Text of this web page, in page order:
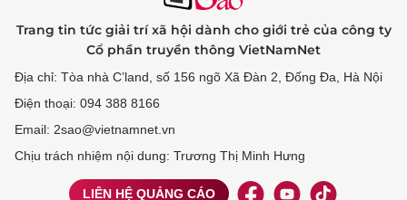
Trang tin tức giải trí xã hội dành cho giới trẻ của công ty
Cổ phần truyền thông VietNamNet
Địa chỉ: Tòa nhà C’land, số 156 ngõ Xã Đàn 2, Đống Đa, Hà Nội
Điện thoại: 094 388 8166
Email: 2sao@vietnamnet.vn
Chịu trách nhiệm nội dung: Trương Thị Minh Hưng
LIÊN HỆ QUẢNG CÁO